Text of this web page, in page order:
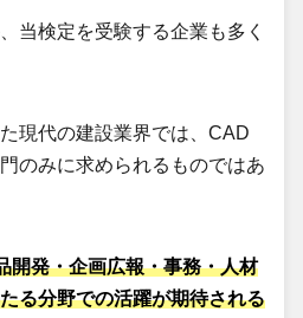
当検定を受験する企業も多く
現代の建設業界では、CAD
のみに求められるものではあ
開発・企画広報・事務・人材
る分野での活躍が期待される